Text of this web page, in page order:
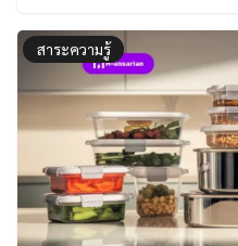
สาระความรู้